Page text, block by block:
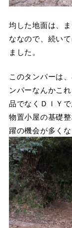
均した地面は、
ななので、続い
ました。
このタンパーは
ンパーなんかこ
品でなくＤＩＹ
物置小屋の基礎
躍の機会が多くな